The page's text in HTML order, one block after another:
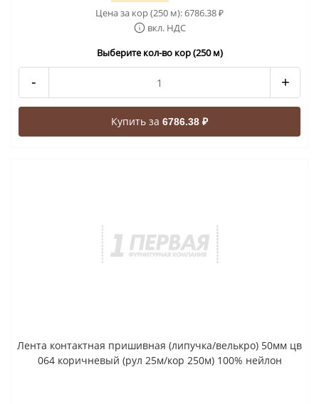
Цена за кор (250 м):6786.38₽
вкл. НДС
Выберите кол-во кор (250 м)
- +
Купить за 6786.38 ₽
Лента контактная пришивная (липучка/велькро) 50мм цв
064 коричневый (рул 25м/кор 250м) 100% нейлон